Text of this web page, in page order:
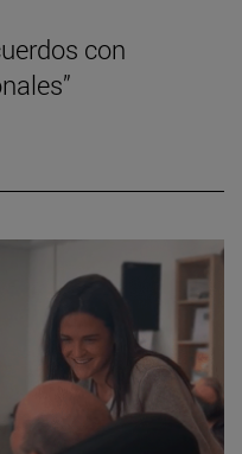
con